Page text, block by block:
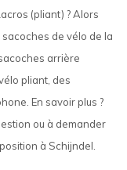
(pliant) ? Alors
de vélo de la
arrière
pliant, des
En savoir plus ?
ou à demander
à Schijndel.